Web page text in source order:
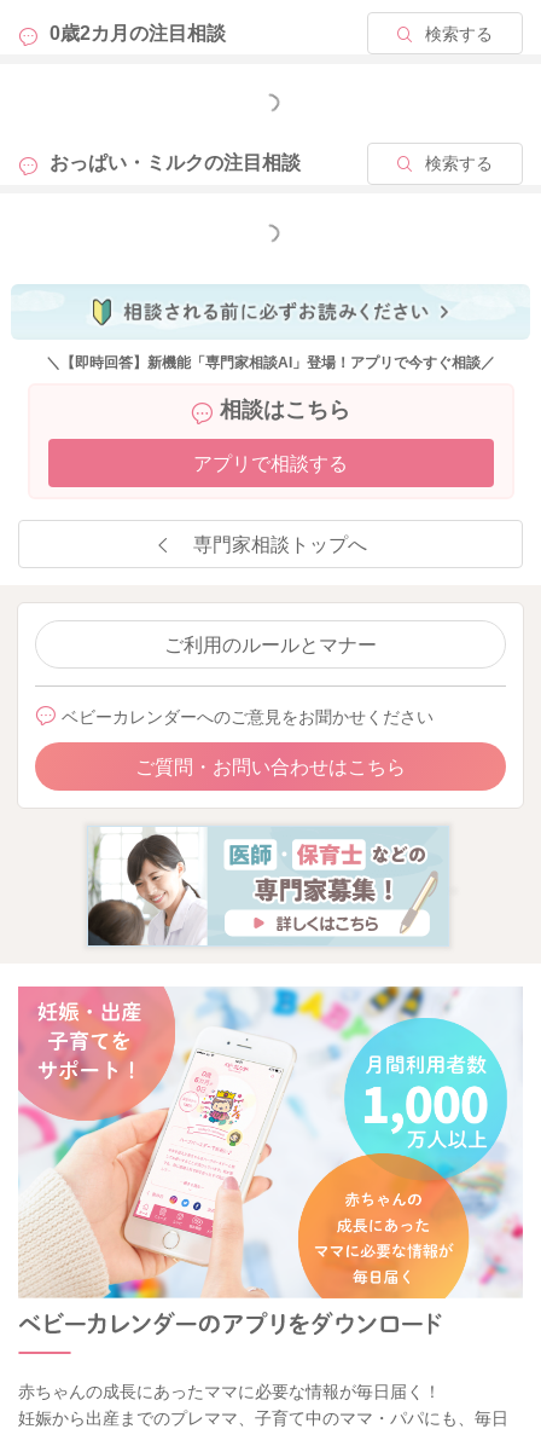
0歳2カ月の注目相談 検索する
もっと見る
おっぱい・ミルクの注目相談 検索する
もっと見る
＼【即時回答】新機能「専門家相談AI」登場！アプリで今すぐ相談／
相談はこちら
アプリで相談する
専門家相談トップへ
ご利用のルールとマナー
ベビーカレンダーへのご意見をお聞かせください
ご質問・お問い合わせはこちら
赤ちゃんの成長にあったママに必要な情報が毎日届く！
妊娠から出産までのプレママ、子育て中のママ・パパにも、毎日